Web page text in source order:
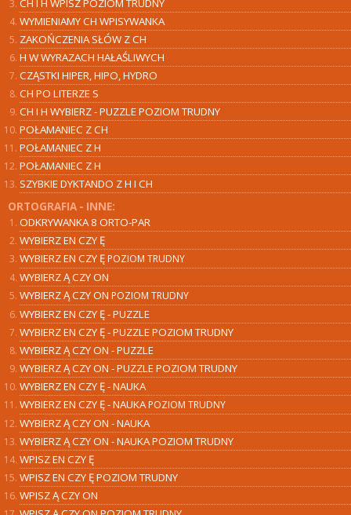
CH I H WPISZ POZIOM TRUDNY
WYMIENIAMY CH WPISYWANKA
ZAKOŃCZENIA SŁÓW Z CH
H W WYRAZACH HAŁAŚLIWYCH
CZĄSTKI HIPER, HIPO, HYDRO
CH PO LITERZE S
CH I H WYBIERZ - PUZZLE POZIOM TRUDNY
POŁAMANIEC Z CH
POŁAMANIEC Z H
POŁAMANIEC Z H
SZYBKIE DYKTANDO Z H I CH
ORTOGRAFIA - INNE:
ODKRYWANKA 8 ORTO-PAR
WYBIERZEN CZY Ę
WYBIERZEN CZY Ę POZIOM TRUDNY
WYBIERZĄ CZY ON
WYBIERZ ĄCZY ON POZIOM TRUDNY
WYBIERZ EN CZY Ę - PUZZLE
WYBIERZ EN CZY Ę - PUZZLE POZIOM TRUDNY
WYBIERZ Ą CZY ON - PUZZLE
WYBIERZ Ą CZY ON - PUZZLE POZIOM TRUDNY
WYBIERZEN CZY Ę- NAUKA
WYBIERZEN CZY Ę- NAUKAPOZIOM TRUDNY
WYBIERZĄ CZY ON - NAUKA
WYBIERZ Ą CZY ON - NAUKA POZIOM TRUDNY
WPISZ EN CZY Ę
WPISZ EN CZY Ę POZIOM TRUDNY
WPISZ Ą CZY ON